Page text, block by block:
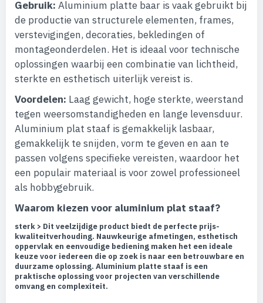
Gebruik: Aluminium platte baar is vaak gebruikt bij
de productie van structurele elementen, frames,
verstevigingen, decoraties, bekledingen of
montageonderdelen. Het is ideaal voor technische
oplossingen waarbij een combinatie van lichtheid,
sterkte en esthetisch uiterlijk vereist is.
Voordelen: Laag gewicht, hoge sterkte, weerstand
tegen weersomstandigheden en lange levensduur.
Aluminium plat staaf is gemakkelijk lasbaar,
gemakkelijk te snijden, vorm te geven en aan te
passen volgens specifieke vereisten, waardoor het
een populair materiaal is voor zowel professioneel
als hobbygebruik.
Waarom kiezen voor aluminium plat staaf?
sterk > Dit veelzijdige product biedt de perfecte prijs-
kwaliteitverhouding. Nauwkeurige afmetingen, esthetisch
oppervlak en eenvoudige bediening maken het een ideale
keuze voor iedereen die op zoek is naar een betrouwbare en
duurzame oplossing. Aluminium platte staaf is een
praktische oplossing voor projecten van verschillende
omvang en complexiteit.